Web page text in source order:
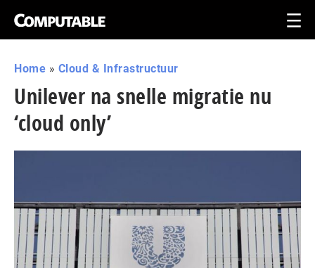
Home » Cloud & Infrastructuur
Unilever na snelle migratie nu
‘cloud only’